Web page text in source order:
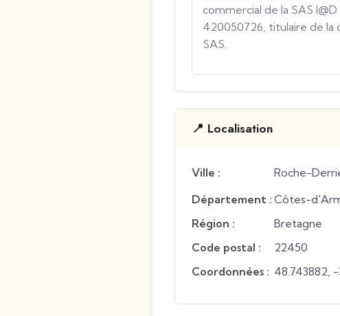
commercial de la SAS
420050726, titulaire de la
SAS.
📍 Localisation
Ville : Roche-
Département : Côtes-
Région :
Bretagne
Code postal :
22450
Coordonnées : 48.743882, -